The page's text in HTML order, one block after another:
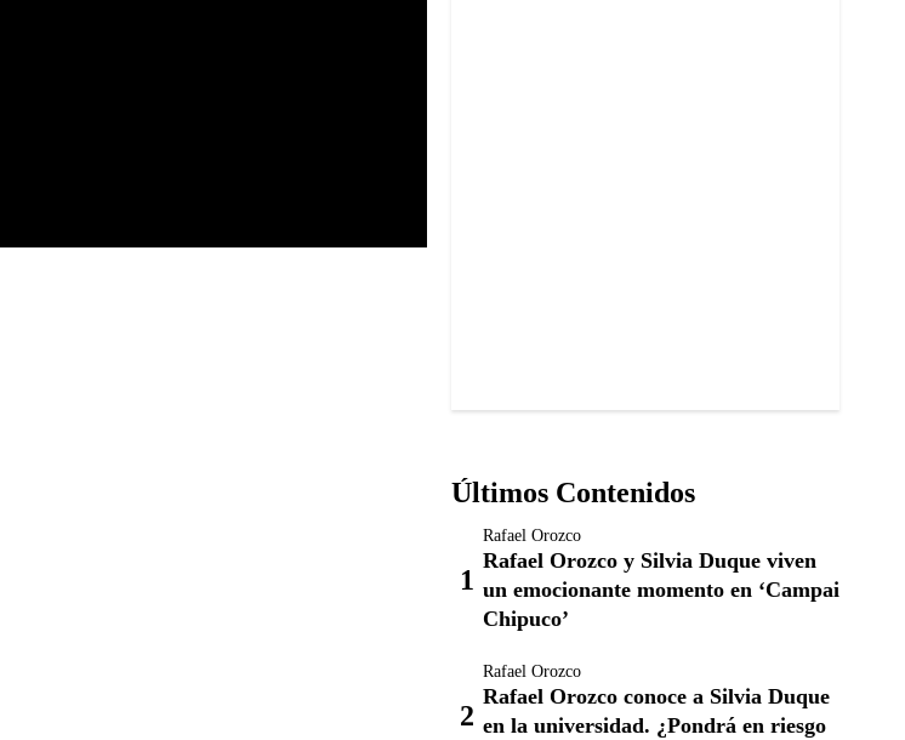
Últimos Contenidos
Rafael Orozco
Rafael Orozco y Silvia Duque viven
un emocionante momento en ‘Campai
Chipuco’
Rafael Orozco
Rafael Orozco conoce a Silvia Duque
en la universidad. ¿Pondrá en riesgo